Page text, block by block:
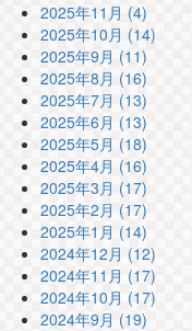
2025年11月 (4)
2025年10月 (14)
2025年9月 (11)
2025年8月 (16)
2025年7月 (13)
2025年6月 (13)
2025年5月 (18)
2025年4月 (16)
2025年3月 (17)
2025年2月 (17)
2025年1月 (14)
2024年12月 (12)
2024年11月 (17)
2024年10月 (17)
2024年9月 (19)